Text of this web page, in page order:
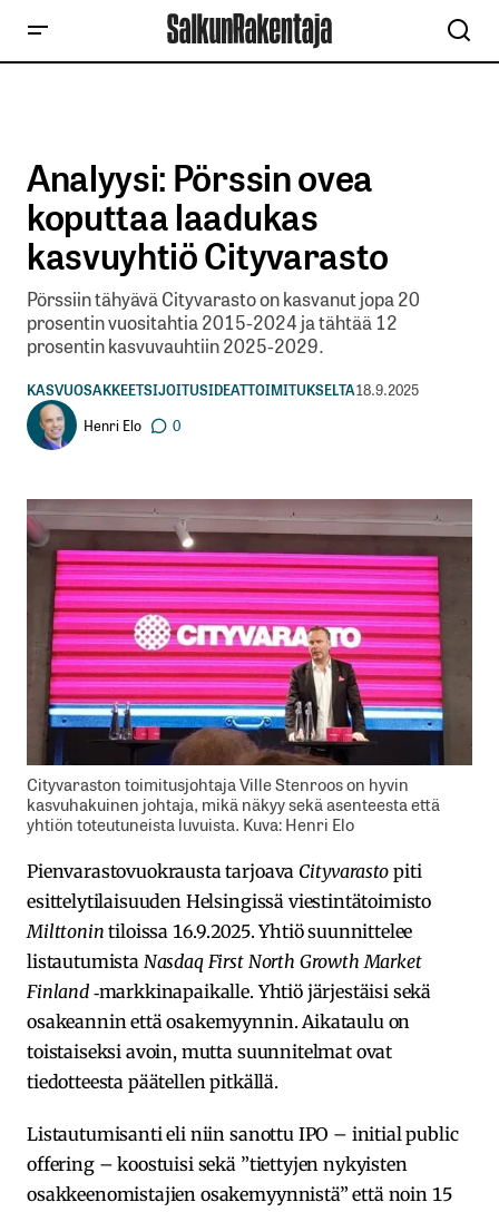
Analyysi: Pörssin ovea
koputtaa laadukas
kasvuyhtiö Cityvarasto
Pörssiin tähyävä Cityvarasto on kasvanut jopa 20
prosentin vuositahtia 2015-2024 ja tähtää 12
prosentin kasvuvauhtiin 2025-2029.
KASVUOSAKKEETSIJOITUSIDEATTOIMITUKSELTA18.9.2025
Henri Elo
0
Cityvaraston toimitusjohtaja Ville Stenroos on hyvin
kasvuhakuinen johtaja, mikä näkyy sekä asenteesta että
yhtiön toteutuneista luvuista. Kuva: Henri Elo
Pienvarastovuokrausta tarjoava Cityvarastopiti
esittelytilaisuuden Helsingissä viestintätoimisto
Milttonin tiloissa 16.9.2025. Yhtiö suunnittelee
listautumista Nasdaq First North Growth Market
Finland‑markkinapaikalle. Yhtiö järjestäisi sekä
osakeannin että osakemyynnin. Aikataulu on
toistaiseksi avoin, mutta suunnitelmat ovat
tiedotteesta päätellen pitkällä.
Listautumisanti eli niin sanottu IPO – initial public
offering – koostuisi sekä ”tiettyjen nykyisten
osakkeenomistajien osakemyynnistä” että noin 15